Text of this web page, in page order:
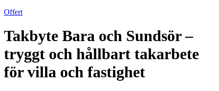
Offert
Takbyte Bara och Sundsör –
tryggt och hållbart takarbete
för villa och fastighet